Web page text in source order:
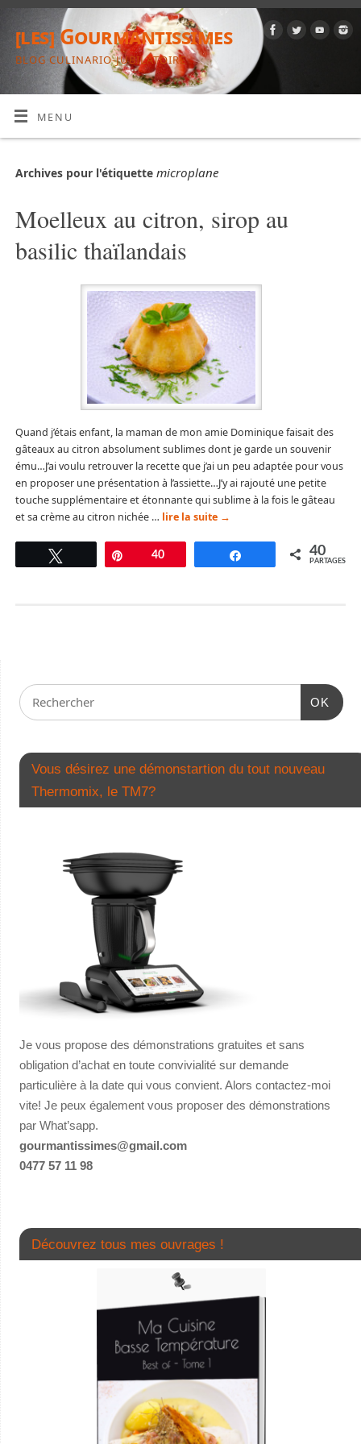
[les] Gourmantissimes
BLOG CULINARIO-JUBILATOIRE
MENU
Archives pour l'étiquette microplane
Moelleux au citron, sirop au
basilic thaïlandais
Quand j’étais enfant, la maman de mon amie Dominique faisait des
gâteaux au citron absolument sublimes dont je garde un souvenir
ému…J’ai voulu retrouver la recette que j’ai un peu adaptée pour vous
en proposer une présentation à l’assiette…J’y ai rajouté une petite
touche supplémentaire et étonnante qui sublime à la fois le gâteau
et sa crème au citron nichée … lire la suite →
Tweetez Épingle
40 Partagez 40
PARTAGES
OK
Vous désirez une démonstartion du tout nouveau
Thermomix, le TM7?
Je vous propose des démonstrations gratuites et sans
obligation d’achat en toute convivialité sur demande
particulière à la date qui vous convient. Alors contactez-moi
vite! Je peux également vous proposer des démonstrations
par What’sapp.
gourmantissimes@gmail.com
0477 57 11 98
Découvrez tous mes ouvrages !